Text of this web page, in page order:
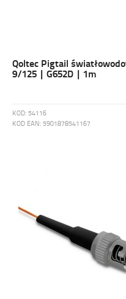
Qoltec Pigtail
9/125 | G652D | 1m
KOD: 54116
KOD EAN: 5901878541167